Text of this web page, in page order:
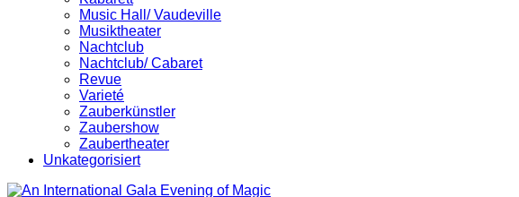
Music Hall/ Vaudeville
Musiktheater
Nachtclub
Nachtclub/ Cabaret
Revue
Varieté
Zauberkünstler
Zaubershow
Zaubertheater
Unkategorisiert